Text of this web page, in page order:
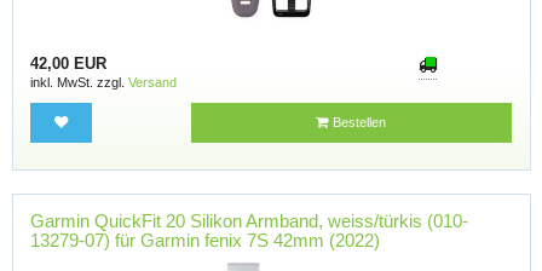
42,00 EUR
inkl. MwSt. zzgl. Versand
Bestellen
Garmin QuickFit 20 Silikon Armband, weiss/türkis (010-
13279-07) für Garmin fenix 7S 42mm (2022)